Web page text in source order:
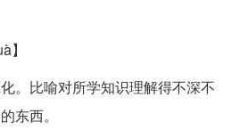
。比喻对所学知识理解得不深不
东西。